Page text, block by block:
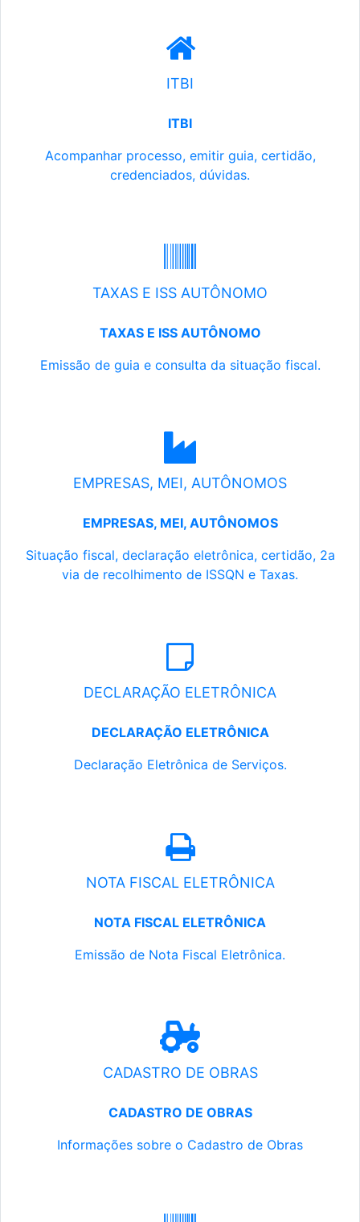
ITBI
ITBI
Acompanhar processo, emitir guia, certidão,
credenciados, dúvidas.
TAXAS E ISS AUTÔNOMO
TAXAS E ISS AUTÔNOMO
Emissão de guia e consulta da situação fiscal.
EMPRESAS, MEI, AUTÔNOMOS
EMPRESAS, MEI, AUTÔNOMOS
Situação fiscal, declaração eletrônica, certidão, 2a
via de recolhimento de ISSQN e Taxas.
DECLARAÇÃO ELETRÔNICA
DECLARAÇÃO ELETRÔNICA
Declaração Eletrônica de Serviços.
NOTA FISCAL ELETRÔNICA
NOTA FISCAL ELETRÔNICA
Emissão de Nota Fiscal Eletrônica.
CADASTRO DE OBRAS
CADASTRO DE OBRAS
Informações sobre o Cadastro de Obras